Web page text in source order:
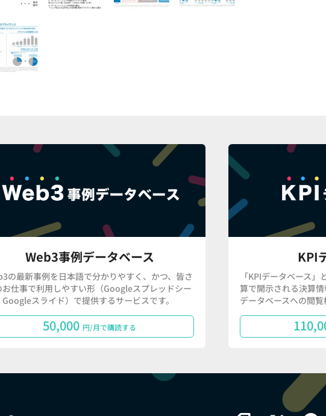
Web3事例データベース
の最新事例を日本語で分かりやすく、かつ、皆さ
お仕事で利用しやすい形（Googleスプレッドシー
Googleスライド）で提供するサービスです。
50,000 円/月で購読する
KPI
「KPIデータベース
算で開示される決算
データベースへの閲覧